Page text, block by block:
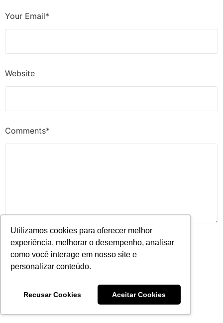
Utilizamos cookies para oferecer melhor
experiência, melhorar o desempenho, analisar
como você interage em nosso site e
personalizar conteúdo.
Recusar Cookies Aceitar Cookies
Comments*
Your Email*
Website